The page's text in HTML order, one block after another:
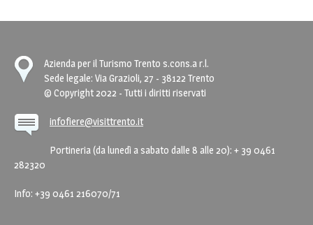
Azienda per il Turismo Trento s.cons.a r.l.
Sede legale: Via Grazioli, 27 - 38122 Trento
© Copyright 2022 - Tutti i diritti riservati
infofiere@visittrento.it
Portineria (da lunedì a sabato dalle 8 alle 20): + 39 0461
282320
Info: +39 0461 216070/71